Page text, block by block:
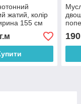
жатий, колір
155 см
190